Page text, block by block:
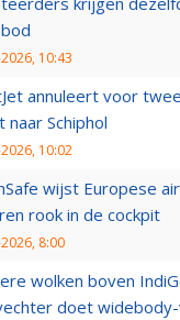
10:43
annuleert voor
naar Schiphol
10:02
wijst Europese
rook in de cockpit
8:00
wolken boven
doet